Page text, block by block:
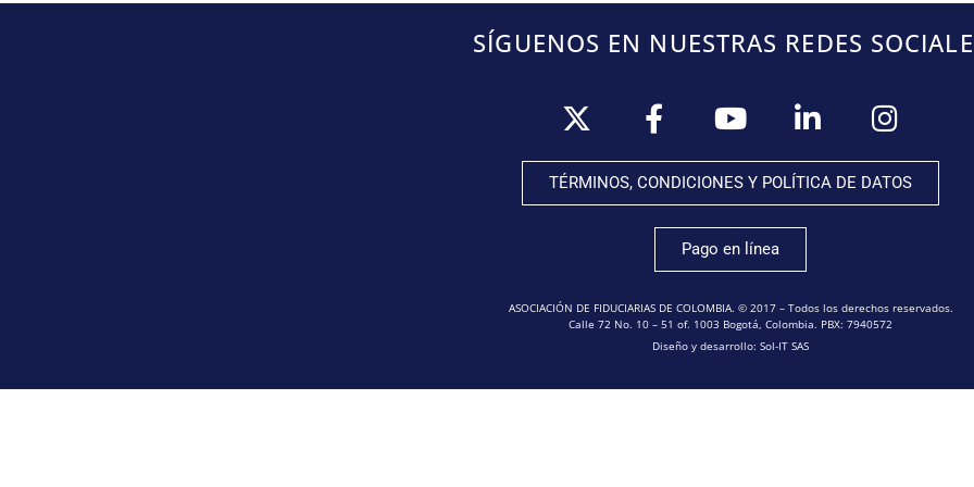
SÍGUENOS EN NUESTRAS REDES
TÉRMINOS, CONDICIONES Y POLÍTICA DE DATOS
Pago en línea
ASOCIACIÓN DE FIDUCIARIAS DE COLOMBIA. © 2017 – Todos los derechos reservados.
Calle 72 No. 10 – 51 of. 1003 Bogotá, Colombia. PBX: 7940572
Diseño y desarrollo: Sol-IT SAS